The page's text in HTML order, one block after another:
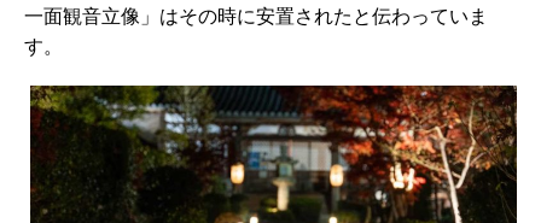
一面観音立像」はその時に安置されたと伝わっていま
す。